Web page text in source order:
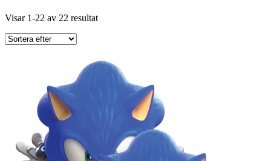
Visar 1-22 av 22 resultat